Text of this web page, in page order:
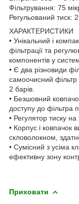
Фільтрування: 75
Регульований тиск:
ХАРАКТЕРИСТИКИ
• Унікальний і
фільтрації та
компонентів у
• Є два різновиди
самоочисний фільтр
2 барів.
• Безшовний
доступу до фільтра
• Регулятор тиску на
• Корпус і ковпачок
скловолокном,
• Сумісний з усіма
ефективну зону
Приховати